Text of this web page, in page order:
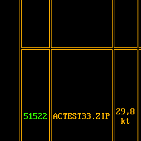
51522 ACTEST33.ZIP
29,8
kt